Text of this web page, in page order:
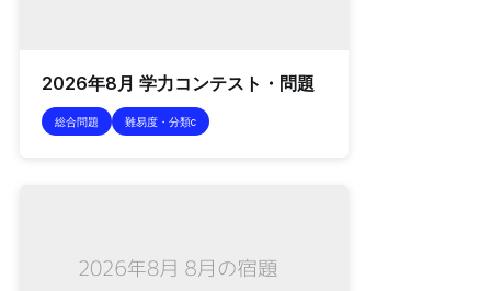
2026年8月 学力コンテスト・問題
総合問題 難易度・分類c